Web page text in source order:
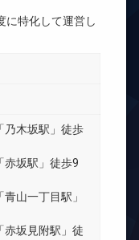
に特化して運営し
乃木坂駅」徒歩
赤坂駅」徒歩9
山一丁目駅」
赤坂見附駅」徒